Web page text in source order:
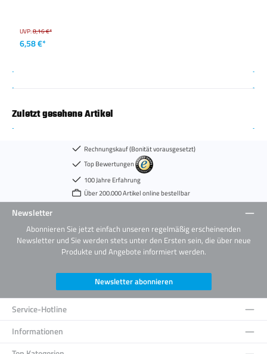
UVP:8,16 €*
6,58 €*
Zuletzt gesehene Artikel
Rechnungskauf (Bonität vorausgesetzt)
Top Bewertungen
100 Jahre Erfahrung
Über 200.000 Artikel online bestellbar
Newsletter
Abonnieren Sie jetzt einfach unseren regelmäßig erscheinenden
Newsletter und Sie werden stets unter den Ersten sein, die über neue
Produkte und Angebote informiert werden.
Newsletter abonnieren
Service-Hotline
Informationen